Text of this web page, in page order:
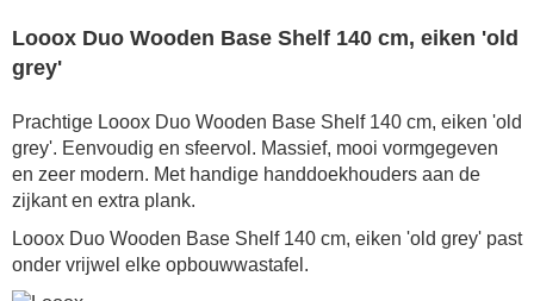
Looox Duo Wooden Base Shelf 140 cm, eiken 'old
grey'
Prachtige Looox Duo Wooden Base Shelf 140 cm, eiken 'old
grey'. Eenvoudig en sfeervol. Massief, mooi vormgegeven
en zeer modern. Met handige handdoekhouders aan de
zijkant en extra plank.
Looox Duo Wooden Base Shelf 140 cm, eiken 'old grey' past
onder vrijwel elke opbouwwastafel.